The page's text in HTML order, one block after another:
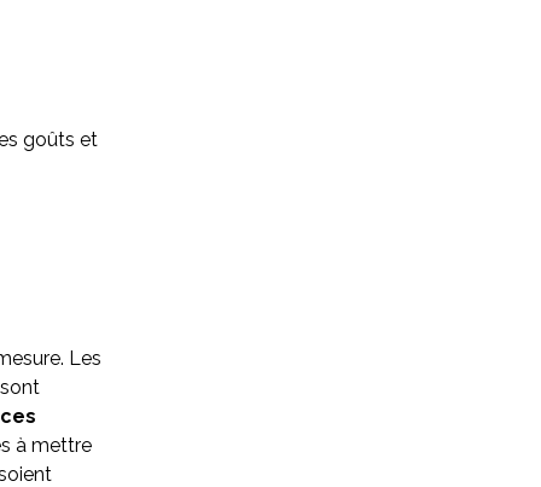
goûts et
Les
à mettre